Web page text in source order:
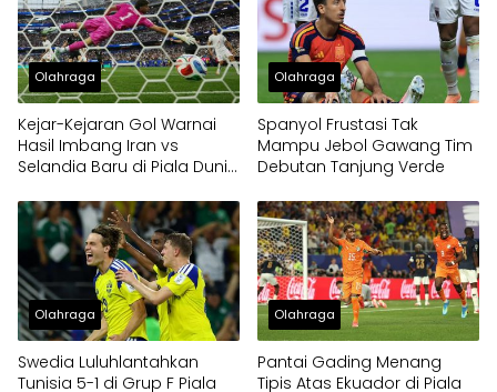
Olahraga
Kejar-Kejaran Gol Warnai
Hasil Imbang Iran vs
Selandia Baru di Piala Dunia
Olahraga
Spanyol Frustasi Tak
Mampu Jebol Gawang Tim
Debutan Tanjung Verde
Olahraga
Swedia Luluhlantahkan
Tunisia 5-1 di Grup F Piala
Olahraga
Pantai Gading Menang
Tipis Atas Ekuador di Piala